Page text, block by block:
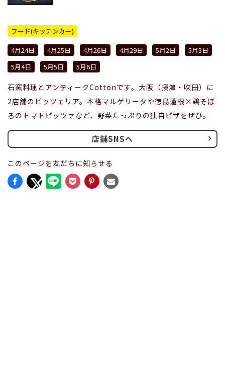
フード(キッチンカー)
4月24日
4月25日 4月26日 4月29日 5月2日
5月3日
5月4日
5月5日 5月6日
石窯料理とアンティークCottonです。大阪（摂津・吹田）に
2店舗のピッツェリア。本格マルゲリータや徳島蓮根×鶏そぼ
ろのトマトピッツァなど、野菜たっぷりの独自ピザをぜひ。
店舗SNSへ
このページを友だちに知らせる